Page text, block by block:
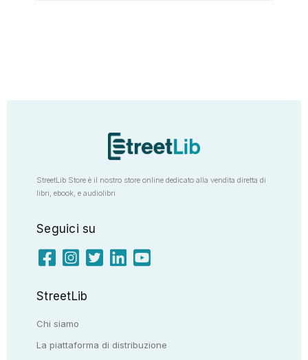
StreetLib Store è il nostro store online dedicato alla vendita diretta di
libri, ebook, e audiolibri
Seguici su
StreetLib
Chi siamo
La piattaforma di distribuzione